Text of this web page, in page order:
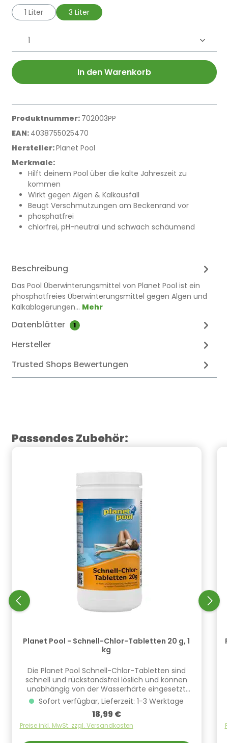
1 Liter 3 Liter
Produkt Anzahl: Gib den
In den Warenkorb
Produktnummer: 702003PP
EAN: 4038755025470
Hersteller:Planet Pool
Merkmale:
Hilft deinem Pool über die kalte Jahreszeit zu
kommen
Wirkt gegen Algen & Kalkausfall
Beugt Verschmutzungen am Beckenrand vor
phosphatfrei
chlorfrei, pH-neutral und schwach schäumend
Beschreibung
Das Pool Überwinterungsmittel von Planet Pool ist ein
phosphatfreies Überwinterungsmittel gegen Algen und
Kalkablagerungen… Mehr
Datenblätter 1
Hersteller
Trusted Shops Bewertungen
Produktgalerie überspringen
Passendes Zubehör:
Planet Pool - Schnell-Chlor-Tabletten 20 g, 1
kg
Die Planet Pool Schnell-Chlor-Tabletten sind
schnell und rückstandsfrei löslich und können
unabhängig von der Wasserhärte eingesetzt
werden. Die Tabletten bestehen aus einer
organischen Chlorverbindung von cirka 50%
Aktivchlor. Ideal geeignet zur Stoßbehandlung
oder zur Dauerdesinfektion. Zusätzlich zur
Sofort verfügbar, Lieferzeit: 1-3 Werktage
Regulärer Preis:
18,99 €
Preise inkl. MwSt. zzgl. Versandkosten